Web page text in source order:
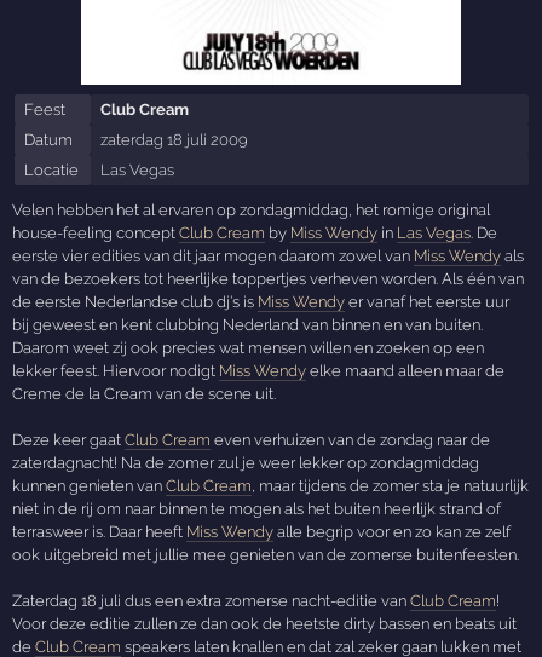
Feest
Club Cream
Datum
zaterdag 18 juli 2009
Locatie
Las Vegas
Velen hebben het al ervaren op zondagmiddag, het romige original
house-feeling conceptClub Cream by Miss Wendy in Las Vegas . De
eerste vier edities van dit jaar mogen daarom zowel van Miss Wendy als
van de bezoekers tot heerlijke toppertjes verheven worden. Als één van
de eerste Nederlandse club dj’s is Miss Wendy er vanaf het eerste uur
bij geweest en kent clubbing Nederland van binnen en van buiten.
Daarom weet zij ook precies wat mensen willen en zoeken op een
lekker feest. Hiervoor nodigt Miss Wendy elke maand alleen maar de
Creme de la Cream van de scene uit.
Deze keer gaatClub Cream even verhuizen van de zondag naar de
zaterdagnacht! Na de zomer zul je weer lekker op zondagmiddag
kunnen genieten vanClub Cream , maar tijdens de zomer sta je natuurlijk
niet in de rij om naar binnen te mogen als het buiten heerlijk strand of
terrasweer is. Daar heeft Miss Wendy alle begrip voor en zo kan ze zelf
ook uitgebreid met jullie mee genieten van de zomerse buitenfeesten.
Zaterdag 18 juli dus een extra zomerse nacht-editie vanClub Cream!
Voor deze editie zullen ze dan ook de heetste dirty bassen en beats uit
deClub Cream speakers laten knallen en dat zal zeker gaan lukken met